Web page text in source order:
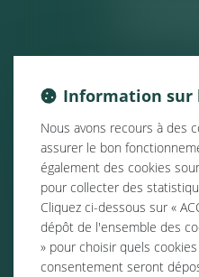
Information sur
Nous avons recours à des
assurer le bon
également des cookies
pour collecter des
Cliquez ci-dessous sur «
dépôt de l'ensemble des
» pour choisir quels
consentement seront